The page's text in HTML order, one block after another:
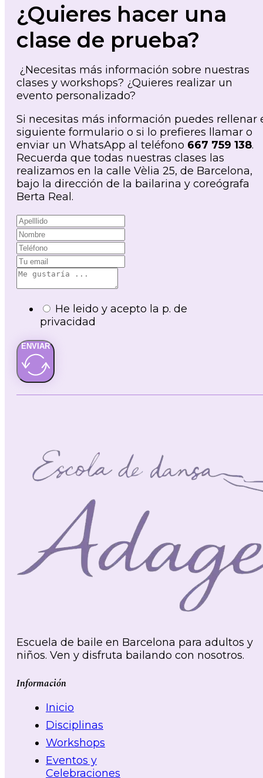
¿Quieres hacer una
clase de prueba?
¿Necesitas más información sobre nuestras
clases y workshops? ¿Quieres realizar un
evento personalizado?
Si necesitas más información puedes rellenar
siguiente formulario o si lo prefieres llamar o
enviar un WhatsApp al teléfono 667 759 138.
Recuerda que todas nuestras clases las
realizamos en la calle Vèlia 25, de Barcelona,
bajo la dirección de la bailarina y coreógrafa
Berta Real.
He leido y acepto la p. de
privacidad
ENVIAR
Escuela de baile en Barcelona para adultos y
niños. Ven y disfruta bailando con nosotros.
Información
Inicio
Disciplinas
Workshops
Eventos y
Celebraciones